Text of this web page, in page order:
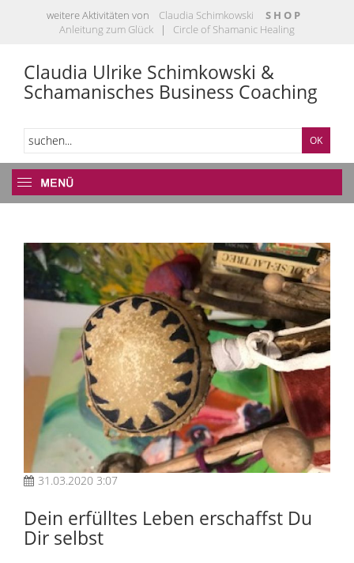
weitere Aktivitäten von Claudia Schimkowski
S H O P
Anleitung zum Glück | Circle of Shamanic Healing
Claudia Ulrike Schimkowski &
Schamanisches Business Coaching
31.03.2020 3:07
Dein erfülltes Leben erschaffst Du
Dir selbst